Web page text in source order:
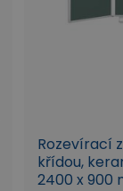
Rozevírací
křídou,
2400 x 900